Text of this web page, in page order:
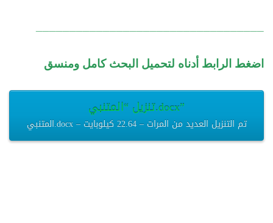
اضغط الرابط أدناه لتحميل البحث كامل ومنسق
تنزيل “المتنبي.docx”
المتنبي.docx – تم التنزيل العديد من المرات – 22.64 كيلوبايت